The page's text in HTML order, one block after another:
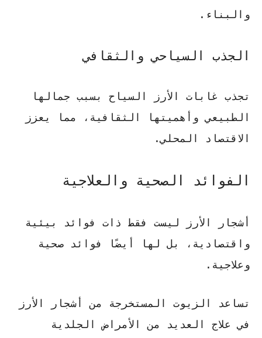
والبناء.
الجذب السياحي والثقافي
تجذب غابات الأرز السياح بسبب جمالها
الطبيعي وأهميتها الثقافية، مما يعزز
الاقتصاد المحلي.
الفوائد الصحية والعلاجية
أشجار الأرز ليست فقط ذات فوائد بيئية
واقتصادية، بل لها أيضًا فوائد صحية
وعلاجية.
تساعد الزيوت المستخرجة من أشجار الأرز
في علاج العديد من الأمراض الجلدية